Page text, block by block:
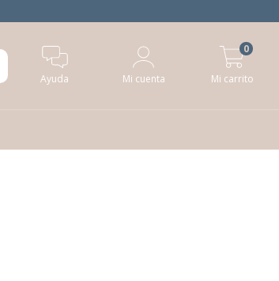
Ayuda Mi cuenta Mi carrito
0